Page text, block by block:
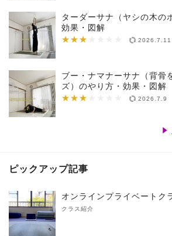
ターダーサナ（ヤシの木の
効果・図解
★★★
★★★★★★★ 2026.7.11
ブー・ナマナーサナ（背骨
ズ）のやり方・効果・図解
★★★
★★★★★★★ 2026.7.9
ピックアップ記事
オンラインプライベートク
クラス紹介